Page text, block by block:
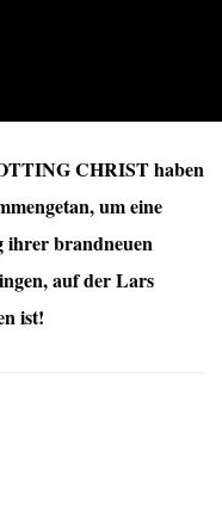
CHRIST haben
um eine
ihrer brandneuen
auf der Lars
ist!